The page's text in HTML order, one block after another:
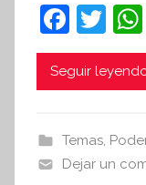
F
a
c
b
o
T
w
itt
Seguir
Temas,
Dejar un